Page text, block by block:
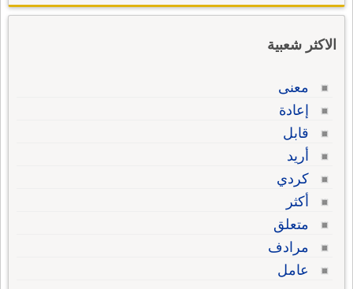
الاكثر شعبية
معنى
إعادة
قابل
أريد
كردي
أكثر
متعلق
مرادف
عامل